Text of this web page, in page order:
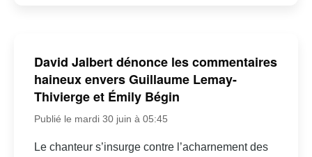
David Jalbert dénonce les commentaires
haineux envers Guillaume Lemay-
Thivierge et Émily Bégin
Publié le mardi 30 juin à 05:45
Le chanteur s’insurge contre l’acharnement des